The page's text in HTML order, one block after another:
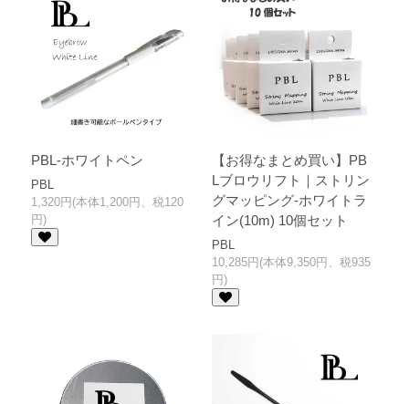
PBL-ホワイトペン
PBL
1,320円(本体1,200円、税120
円)
【お得なまとめ買い】PB
Lブロウリフト｜ストリン
グマッピング-ホワイトラ
イン(10m) 10個セット
PBL
10,285円(本体9,350円、税935
円)